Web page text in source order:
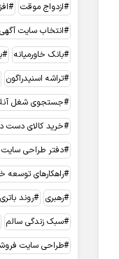
ازدواج موقت
انتخاب سایت آگهی
بانک خاورمیانه
تراشه اسنپدراگون
جستجوی شغل
خرید کالای دست
دفتر طراحی سایت
راهکارهای توسعه
رهبری
روند
سبک زندگی سالم
طراحی سایت